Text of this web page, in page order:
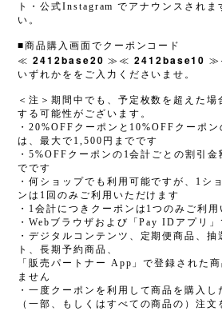
ト
・公式Instagramでアナウンスされま
い。
■商品購入画面でクーポンコード
≪2412base20 ≫≪2412base10
いずれかををご入力くださいませ。
＜注＞期間中でも、予定枚数を超えた場
する可能性がございます。
・20%OFFクーポンと10%OFFクーポ
は、最大で1,500円までです
・5%OFFクーポンの1会計ごとの割引
でです
・何ショップでも利用可能ですが、1シ
ンは1回のみご利用いただけます
・1会計につきクーポンは1つのみご利用
・Webブラウザおよび「Pay IDアプリ
・デジタルコンテンツ、定期便商品、抽
ト、長期予約商品、
「販売パートナー App」で登録された
ません
・一度クーポンを利用して商品を購入し
（一部、もしくはすべての商品の）注文